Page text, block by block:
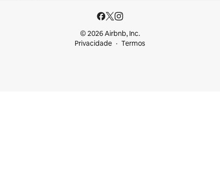
© 2026 Airbnb, Inc.
Privacidade
Termos